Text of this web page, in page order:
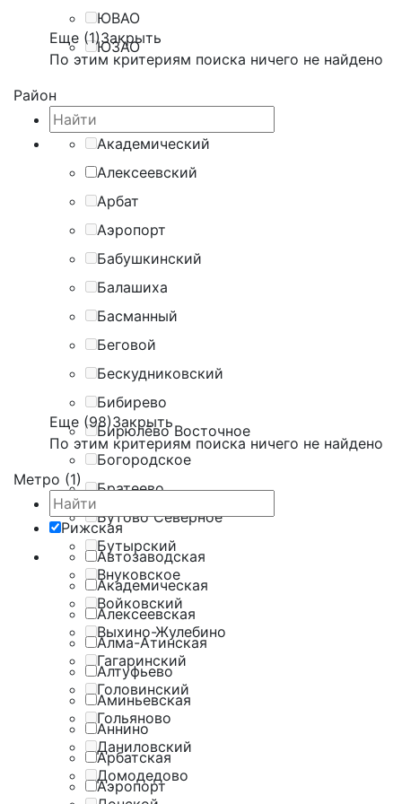
ЮВАО
ЮЗАО
Еще (1)Закрыть
По этим критериям поиска ничего не найдено
Район
Академический
Алексеевский
Арбат
Аэропорт
Бабушкинский
Балашиха
Басманный
Беговой
Бескудниковский
Бибирево
Бирюлёво Восточное
Богородское
Братеево
Бутово Северное
Бутырский
Внуковское
Войковский
Выхино-Жулебино
Гагаринский
Головинский
Гольяново
Даниловский
Домодедово
Еще (98)Закрыть
По этим критериям поиска ничего не найдено
Метро (1)
Рижская
Автозаводская
Академическая
Алексеевская
Алма-Атинская
Алтуфьево
Аминьевская
Аннино
Арбатская
Аэропорт